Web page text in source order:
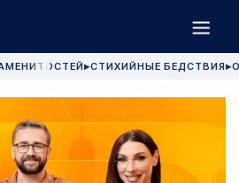
▶СТИХИЙНЫЕ БЕДСТВИЯ▶